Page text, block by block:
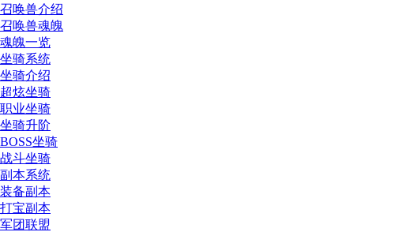
召唤兽介绍
召唤兽魂魄
魂魄一览
坐骑系统
坐骑介绍
超炫坐骑
职业坐骑
坐骑升阶
BOSS坐骑
战斗坐骑
副本系统
装备副本
打宝副本
军团联盟